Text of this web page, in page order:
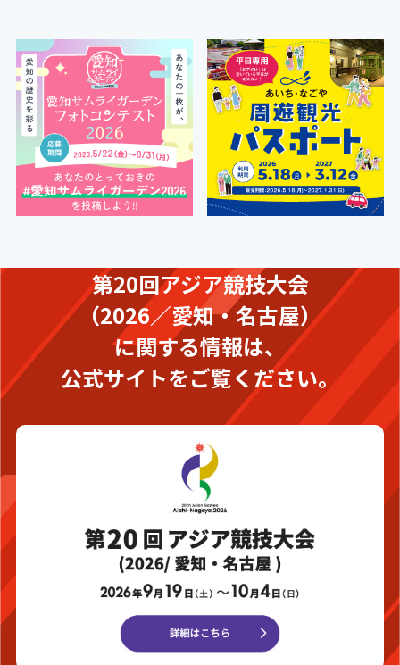
第20回アジア競技大会
（2026／愛知・名古屋）
に関する情報は、
公式サイトをご覧ください。